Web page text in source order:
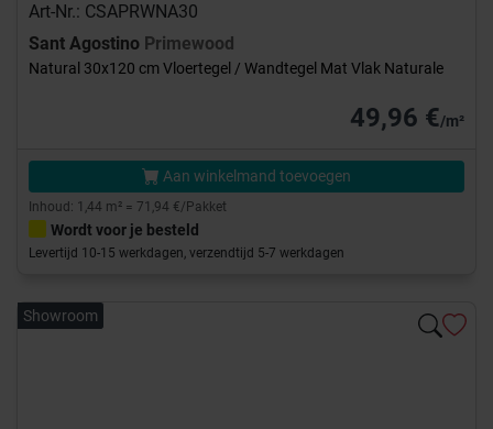
Art-Nr.: CSAPRWNA30
Sant Agostino Primewood
Natural 30x120 cm Vloertegel / Wandtegel Mat Vlak Naturale
49,96 €/m²
Aan winkelmand toevoegen
Inhoud: 1,44 m² = 71,94 €/Pakket
Wordt voor je besteld
Levertijd 10-15 werkdagen, verzendtijd 5-7 werkdagen
Showroom